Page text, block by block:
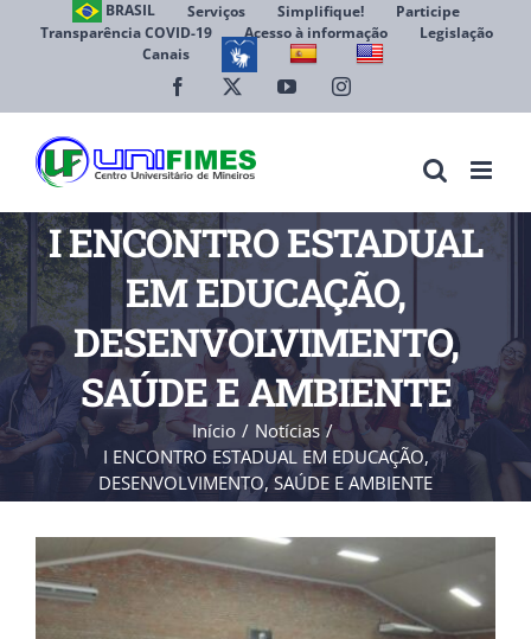
BRASIL Serviços Simplifique!
Participe
Transparência COVID-19
Acesso à informação
Legislação
Canais
Facebook YouTubeInstagram
I ENCONTRO ESTADUAL
EM EDUCAÇÃO,
DESENVOLVIMENTO,
SAÚDE E AMBIENTE
Início
Notícias
I ENCONTRO ESTADUAL EM EDUCAÇÃO,
DESENVOLVIMENTO, SAÚDE E AMBIENTE
Larger
Image